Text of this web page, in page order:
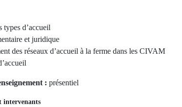
types d’accueil
et juridique
des réseaux d’accueil à la ferme dans les CIVAM
: présentiel
intervenants